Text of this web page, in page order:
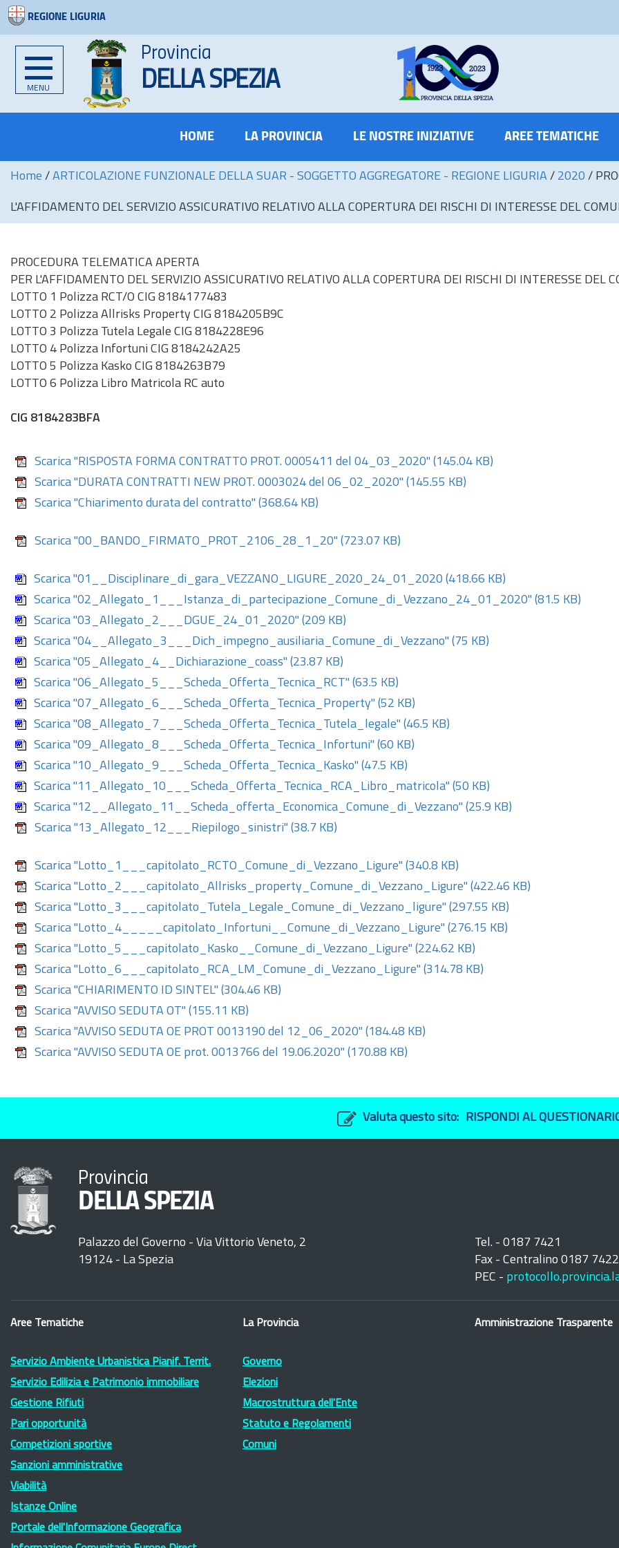
REGIONE LIGURIA
MENU
Provincia
DELLA SPEZIA
HOME LA PROVINCIA LE NOSTRE INIZIATIVE AREE TEMATICHE
Home / ARTICOLAZIONE FUNZIONALE DELLA SUAR - SOGGETTO AGGREGATORE - REGIONE LIGURIA / 2020 /
L'AFFIDAMENTO DEL SERVIZIO ASSICURATIVO RELATIVO ALLA COPERTURA DEI RISCHI DI INTERESSE DEL
PROCEDURA TELEMATICA APERTA
PER L'AFFIDAMENTO DEL SERVIZIO ASSICURATIVO RELATIVO ALLA COPERTURA DEI RISCHI DI INTERESSE DEL
LOTTO 1 Polizza RCT/O CIG 8184177483
LOTTO 2 Polizza Allrisks Property CIG 8184205B9C
LOTTO 3 Polizza Tutela Legale CIG 8184228E96
LOTTO 4 Polizza Infortuni CIG 8184242A25
LOTTO 5 Polizza Kasko CIG 8184263B79
LOTTO 6 Polizza Libro Matricola RC auto
CIG 8184283BFA
Scarica "RISPOSTA FORMA CONTRATTO PROT. 0005411 del 04_03_2020" (145.04 KB)
Scarica "DURATA CONTRATTI NEW PROT. 0003024 del 06_02_2020" (145.55 KB)
Scarica "Chiarimento durata del contratto" (368.64 KB)
Scarica "00_BANDO_FIRMATO_PROT_2106_28_1_20" (723.07 KB)
Scarica "01__Disciplinare_di_gara_VEZZANO_LIGURE_2020_24_01_2020 (418.66 KB)
Scarica "02_Allegato_1___Istanza_di_partecipazione_Comune_di_Vezzano_24_01_2020" (81.5 KB)
Scarica "03_Allegato_2___DGUE_24_01_2020" (209 KB)
Scarica "04__Allegato_3___Dich_impegno_ausiliaria_Comune_di_Vezzano" (75 KB)
Scarica "05_Allegato_4__Dichiarazione_coass" (23.87 KB)
Scarica "06_Allegato_5___Scheda_Offerta_Tecnica_RCT" (63.5 KB)
Scarica "07_Allegato_6___Scheda_Offerta_Tecnica_Property" (52 KB)
Scarica "08_Allegato_7___Scheda_Offerta_Tecnica_Tutela_legale" (46.5 KB)
Scarica "09_Allegato_8___Scheda_Offerta_Tecnica_Infortuni" (60 KB)
Scarica "10_Allegato_9___Scheda_Offerta_Tecnica_Kasko" (47.5 KB)
Scarica "11_Allegato_10___Scheda_Offerta_Tecnica_RCA_Libro_matricola" (50 KB)
Scarica "12__Allegato_11__Scheda_offerta_Economica_Comune_di_Vezzano" (25.9 KB)
Scarica "13_Allegato_12___Riepilogo_sinistri" (38.7 KB)
Scarica "Lotto_1___capitolato_RCTO_Comune_di_Vezzano_Ligure" (340.8 KB)
Scarica "Lotto_2___capitolato_Allrisks_property_Comune_di_Vezzano_Ligure" (422.46 KB)
Scarica "Lotto_3___capitolato_Tutela_Legale_Comune_di_Vezzano_ligure" (297.55 KB)
Scarica "Lotto_4_____capitolato_Infortuni__Comune_di_Vezzano_Ligure" (276.15 KB)
Scarica "Lotto_5___capitolato_Kasko__Comune_di_Vezzano_Ligure" (224.62 KB)
Scarica "Lotto_6___capitolato_RCA_LM_Comune_di_Vezzano_Ligure" (314.78 KB)
Scarica "CHIARIMENTO ID SINTEL" (304.46 KB)
Scarica "AVVISO SEDUTA OT" (155.11 KB)
Scarica "AVVISO SEDUTA OE PROT 0013190 del 12_06_2020" (184.48 KB)
Scarica "AVVISO SEDUTA OE prot. 0013766 del 19.06.2020" (170.88 KB)
Valuta questo sito: RISPONDI AL
Provincia
DELLA SPEZIA
Palazzo del Governo - Via Vittorio Veneto, 2
19124 - La Spezia
Tel. - 0187 7421
Fax - Centralino 0187
PEC -
Aree Tematiche
Servizio Ambiente Urbanistica Pianif. Territ.
Servizio Edilizia e Patrimonio immobiliare
Gestione Rifiuti
Pari opportunità
Competizioni sportive
Sanzioni amministrative
Viabilità
Istanze Online
Portale dell'Informazione Geografica
La Provincia
Governo
Elezioni
Macrostruttura dell'Ente
Statuto e Regolamenti
Comuni
Amministrazione Trasparente